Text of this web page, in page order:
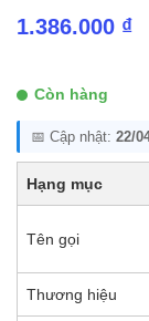
1.386.000 ₫
Còn hàng
📅 Cập nhật: 22/
Hạng mục
Tên gọi
Thương hiệu